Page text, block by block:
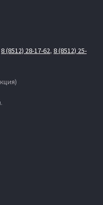
8 (8512) 28-17-62, 8 (8512) 25-